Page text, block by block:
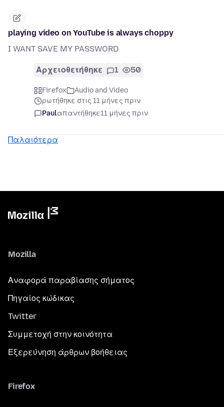
playing video on YouTube is always choppy
I WANT SAVE MY PASSWORD
Αρχειοθετήθηκε 1 50
Firefox
Audio and Video
ρωτήθηκε στις 11 μήνες πριν
Paulαπαντήθηκε11 μήνες πριν
Παλαιότερα
Mozilla
Αναφορά παραβίασης σήματος
Πηγαίος κώδικας
Twitter
Συμμετοχή στην κοινότητα
Εξερεύνηση άρθρων βοήθειας
Firefox